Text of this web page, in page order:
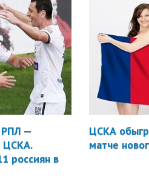
РПЛ —
ЦСКА.
россиян в
ЦСКА
матче